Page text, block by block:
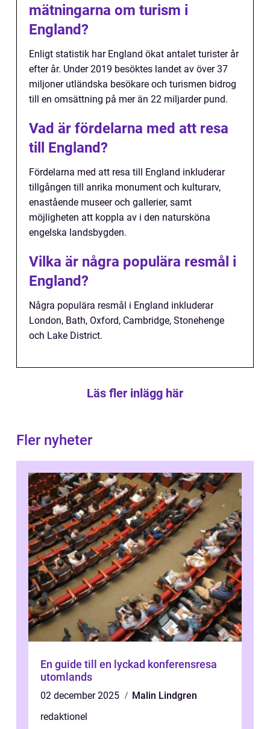
mätningarna om turism i
England?
Enligt statistik har England ökat antalet turister år
efter år. Under 2019 besöktes landet av över 37
miljoner utländska besökare och turismen bidrog
till en omsättning på mer än 22 miljarder pund.
Vad är fördelarna med att resa
till England?
Fördelarna med att resa till England inkluderar
tillgången till anrika monument och kulturarv,
enastående museer och gallerier, samt
möjligheten att koppla av i den natursköna
engelska landsbygden.
Vilka är några populära resmål i
England?
Några populära resmål i England inkluderar
London, Bath, Oxford, Cambridge, Stonehenge
och Lake District.
Läs fler inlägg här
Fler nyheter
En guide till en lyckad konferensresa
utomlands
02 december 2025
Malin Lindgren
redaktionel